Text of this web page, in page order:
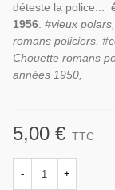
déteste la police...
1956. #vieux
romans policiers,
Chouette romans
années 1950,
5,00 € TTC
- +